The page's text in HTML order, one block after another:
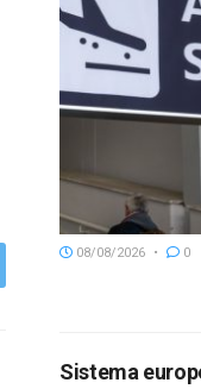
08/08/2026 0
Sistema